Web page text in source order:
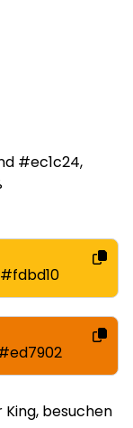
#ec1c24,
#fdbd10
besuchen